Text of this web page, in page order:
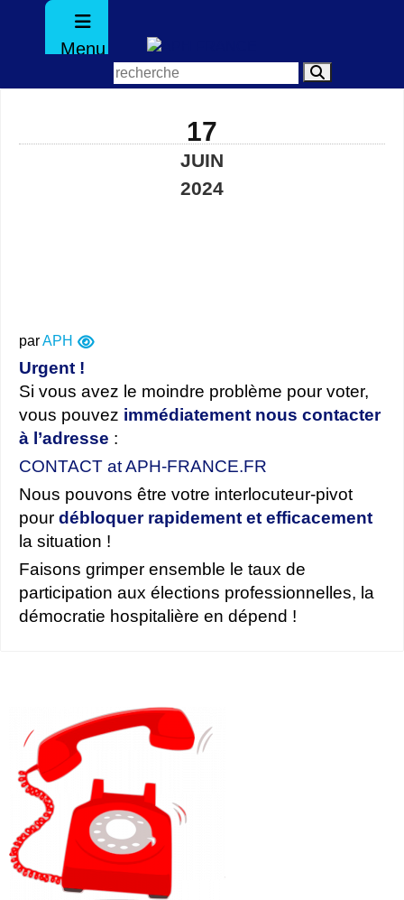
Menu
17
JUIN
2024
parAPH
Urgent !
Si vous avez le moindre problème pour voter,
vous pouvez immédiatement nous contacter
à l’adresse :
CONTACT at APH-FRANCE.FR
Nous pouvons être votre interlocuteur-pivot
pour débloquer rapidement et efficacement
la situation !
Faisons grimper ensemble le taux de
participation aux élections professionnelles, la
démocratie hospitalière en dépend !